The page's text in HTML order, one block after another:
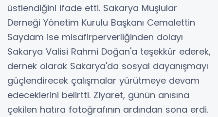
üstlendiğini ifade etti. Sakarya Muşlular
Derneği Yönetim Kurulu Başkanı Cemalettin
Saydam ise misafirperverliğinden dolayı
Sakarya Valisi Rahmi Doğan'a teşekkür ederek,
dernek olarak Sakarya'da sosyal dayanışmayı
güçlendirecek çalışmalar yürütmeye devam
edeceklerini belirtti. Ziyaret, günün anısına
çekilen hatıra fotoğrafının ardından sona erdi.